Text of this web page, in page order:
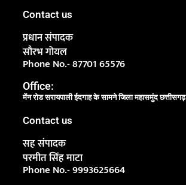
Contact us
प्रधान संपादक
सौरभ गोयल
Phone No.- 87701 65576
Office:
मेंन रोड सरायपाली ईदगाह के सामने जिला महासमुंद छत्तीसगढ़
Contact us
सह संपादक
परमीत सिंह माटा
Phone No.- 9993625664